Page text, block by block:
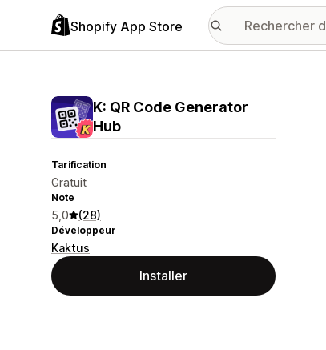
Shopify App Store
K: QR Code Generator
Hub
Tarification
Gratuit
Note
5,0 (28)
Développeur
Kaktus
Installer